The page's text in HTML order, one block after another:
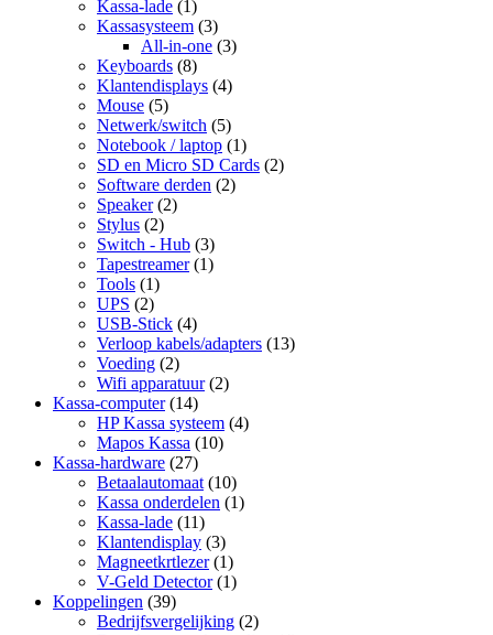
Kassa-lade (1)
Kassasysteem (3)
All-in-one (3)
Keyboards (8)
Klantendisplays (4)
Mouse (5)
Netwerk/switch (5)
Notebook / laptop (1)
SD en Micro SD Cards (2)
Software derden (2)
Speaker (2)
Stylus (2)
Switch - Hub (3)
Tapestreamer (1)
Tools (1)
UPS (2)
USB-Stick (4)
Verloop kabels/adapters (13)
Voeding (2)
Wifi apparatuur (2)
Kassa-computer (14)
HP Kassa systeem (4)
Mapos Kassa (10)
Kassa-hardware (27)
Betaalautomaat (10)
Kassa onderdelen (1)
Kassa-lade (11)
Klantendisplay (3)
Magneetkrtlezer (1)
V-Geld Detector (1)
Koppelingen (39)
Bedrijfsvergelijking (2)